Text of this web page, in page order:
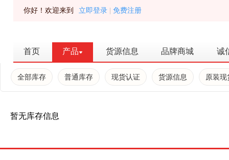
你好！欢迎来到 立即登录 免费注册
首页 产品 货源信息 品牌商城 诚
全部库存 普通库存 现货认证 货源信息 原装现
暂无库存信息